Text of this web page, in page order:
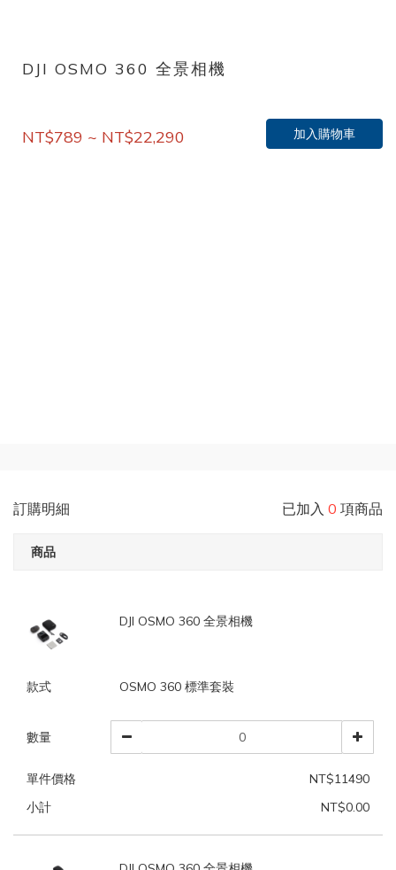
DJI OSMO 360 全景相機
NT$789 ~ NT$22,290 加入購物車
訂購明細 已加入 0 項商品
商品
DJI OSMO 360 全景相機
款式 OSMO 360 標準套裝
數量
單件價格
NT$11490
小計
NT$0.00